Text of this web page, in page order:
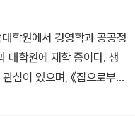
학원에서 경영학과 공공정
대학원에 재학 중이다. 생
심이 있으며, 《집으로부터